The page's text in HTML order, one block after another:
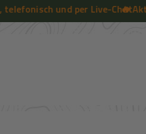
und per Live-Chat
➔
🔥 Aktuelle